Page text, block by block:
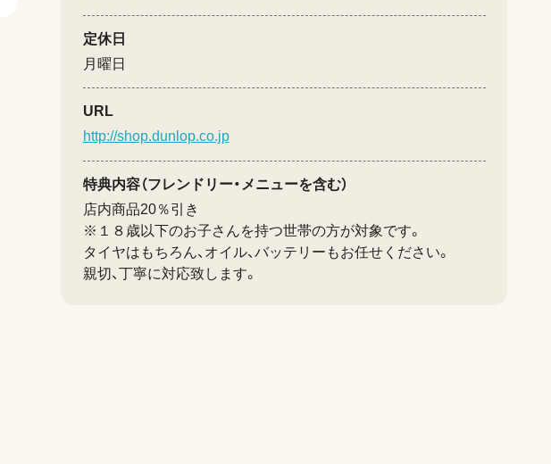
定休日
月曜日
URL
http://shop.dunlop.co.jp
特典内容（フレンドリー・メニューを含む）
店内商品20％引き
※１８歳以下のお子さんを持つ世帯の方が対象です。
タイヤはもちろん、オイル、バッテリーもお任せください。
親切、丁寧に対応致します。